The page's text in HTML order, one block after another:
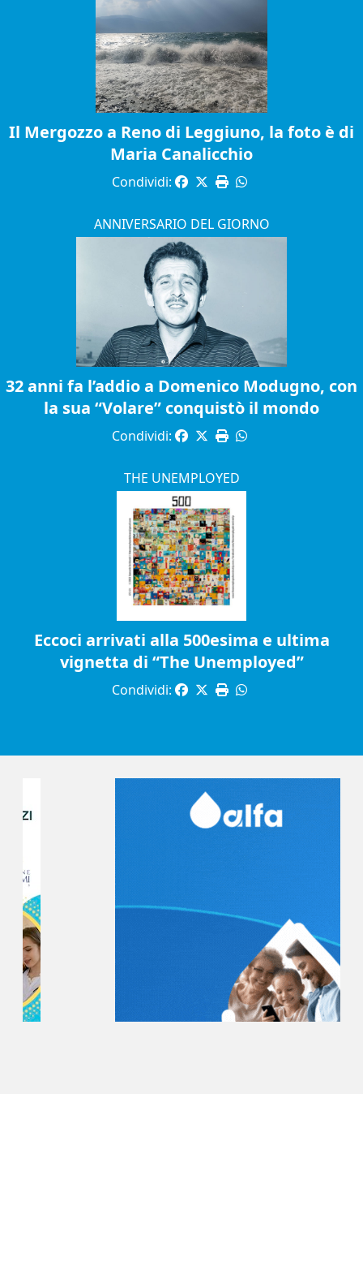
Il Mergozzo a Reno di Leggiuno, la foto è di
Maria Canalicchio
Condividi:
ANNIVERSARIO DEL GIORNO
32 anni fa l’addio a Domenico Modugno, con
la sua “Volare” conquistò il mondo
Condividi:
THE UNEMPLOYED
Eccoci arrivati alla 500esima e ultima
vignetta di “The Unemployed”
Condividi: